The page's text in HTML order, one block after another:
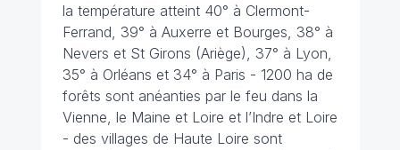
la température atteint 40° à Clermont-
Ferrand, 39° à Auxerre et Bourges, 38° à
Nevers et St Girons (Ariège), 37° à Lyon,
35° à Orléans et 34° à Paris - 1200 ha de
forêts sont anéanties par le feu dans la
Vienne, le Maine et Loire et l’Indre et Loire
- des villages de Haute Loire sont